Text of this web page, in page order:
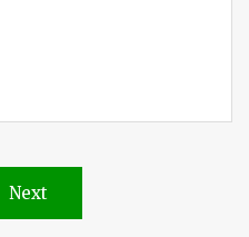
Next